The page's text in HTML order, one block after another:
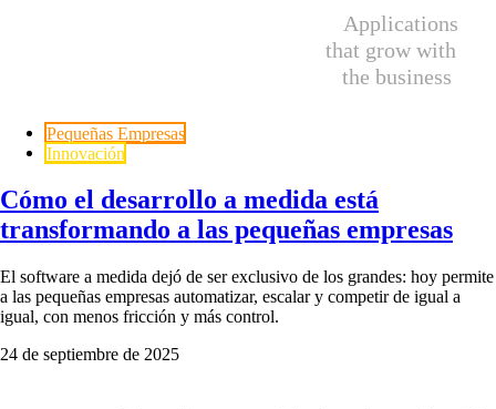
Pequeñas Empresas
Innovación
Cómo el desarrollo a medida está
transformando a las pequeñas empresas
El software a medida dejó de ser exclusivo de los grandes: hoy permite
a las pequeñas empresas automatizar, escalar y competir de igual a
igual, con menos fricción y más control.
24 de septiembre de 2025